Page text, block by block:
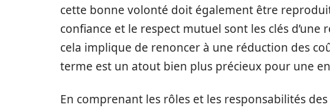
cette bonne volonté doit également être
confiance et le respect mutuel sont les clés
cela implique de renoncer à une réduction des
terme est un atout bien plus précieux pour une
En comprenant les rôles et les responsabilités